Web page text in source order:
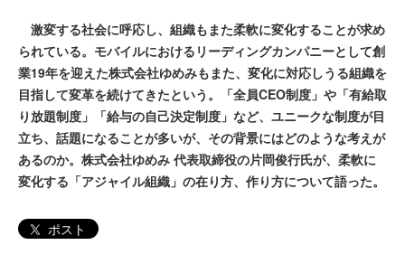
激変する社会に呼応し、組織もまた柔軟に変化することが求め
られている。モバイルにおけるリーディングカンパニーとして創
業19年を迎えた株式会社ゆめみもまた、変化に対応しうる組織を
目指して変革を続けてきたという。「全員CEO制度」や「有給取
り放題制度」「給与の自己決定制度」など、ユニークな制度が目
立ち、話題になることが多いが、その背景にはどのような考えが
あるのか。株式会社ゆめみ 代表取締役の片岡俊行氏が、柔軟に
変化する「アジャイル組織」の在り方、作り方について語った。
ポスト